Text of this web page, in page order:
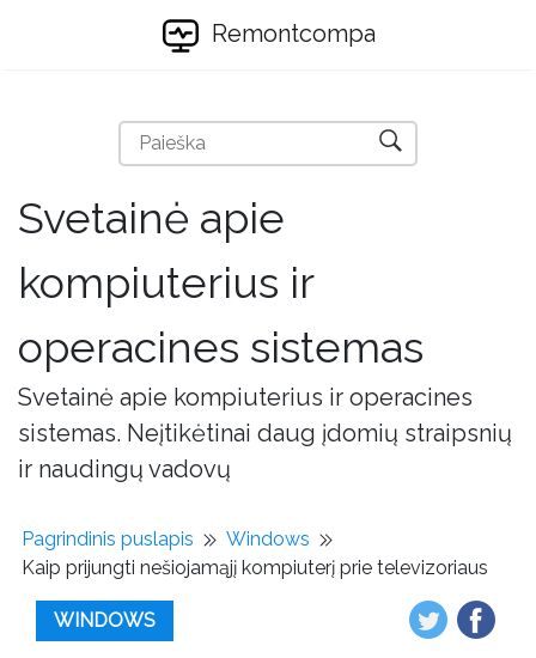
Remontcompa
Svetainė apie
kompiuterius ir
operacines sistemas
Svetainė apie kompiuterius ir operacines
sistemas. Neįtikėtinai daug įdomių straipsnių
ir naudingų vadovų
Pagrindinis puslapis
Windows
Kaip prijungti nešiojamąjį kompiuterį prie televizoriaus
WINDOWS